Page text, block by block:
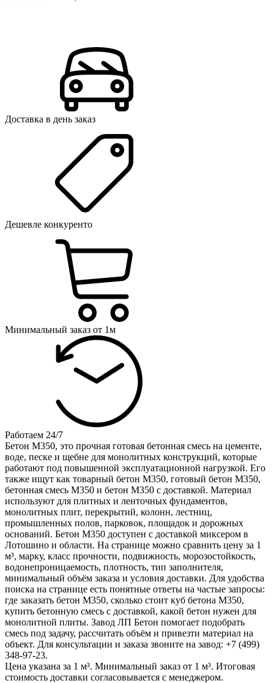
Доставка в день заказ
Дешевле конкуренто
Минимальный заказ от 1м
Работаем 24/7
Бетон М350, это прочная готовая бетонная смесь на цементе,
воде, песке и щебне для монолитных конструкций, которые
работают под повышенной эксплуатационной нагрузкой. Его
также ищут как товарный бетон М350, готовый бетон М350,
бетонная смесь М350 и бетон М350 с доставкой. Материал
используют для плитных и ленточных фундаментов,
монолитных плит, перекрытий, колонн, лестниц,
промышленных полов, парковок, площадок и дорожных
оснований. Бетон М350 доступен с доставкой миксером в
Лотошино и области. На странице можно сравнить цену за 1
м³, марку, класс прочности, подвижность, морозостойкость,
водонепроницаемость, плотность, тип заполнителя,
минимальный объём заказа и условия доставки. Для удобства
поиска на странице есть понятные ответы на частые запросы:
где заказать бетон М350, сколько стоит куб бетона М350,
купить бетонную смесь с доставкой, какой бетон нужен для
монолитной плиты. Завод ЛП Бетон помогает подобрать
смесь под задачу, рассчитать объём и привезти материал на
объект. Для консультации и заказа звоните на завод: +7 (499)
348-97-23.
Цена указана за 1 м³. Минимальный заказ от 1 м³. Итоговая
стоимость доставки согласовывается с менеджером.